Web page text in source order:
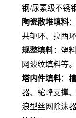
钢/尿素级不锈
陶瓷散堆填料
共轭环、拉西
规整填料：塑
网波纹填料等。
塔内件填料：
器、驼峰支撑
浪型丝网除沫